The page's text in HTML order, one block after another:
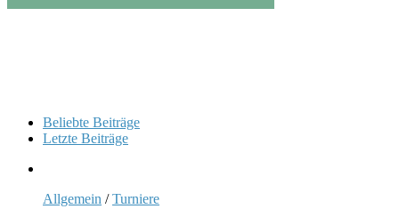
Beliebte Beiträge
Letzte Beiträge
Allgemein /Turniere